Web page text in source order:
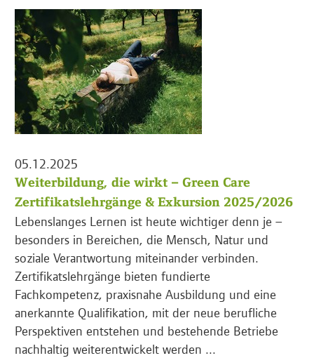
05.12.2025
Weiterbildung, die wirkt – Green Care
Zertifikatslehrgänge & Exkursion 2025/2026
Lebenslanges Lernen ist heute wichtiger denn je –
besonders in Bereichen, die Mensch, Natur und
soziale Verantwortung miteinander verbinden.
Zertifikatslehrgänge bieten fundierte
Fachkompetenz, praxisnahe Ausbildung und eine
anerkannte Qualifikation, mit der neue berufliche
Perspektiven entstehen und bestehende Betriebe
nachhaltig weiterentwickelt werden ...